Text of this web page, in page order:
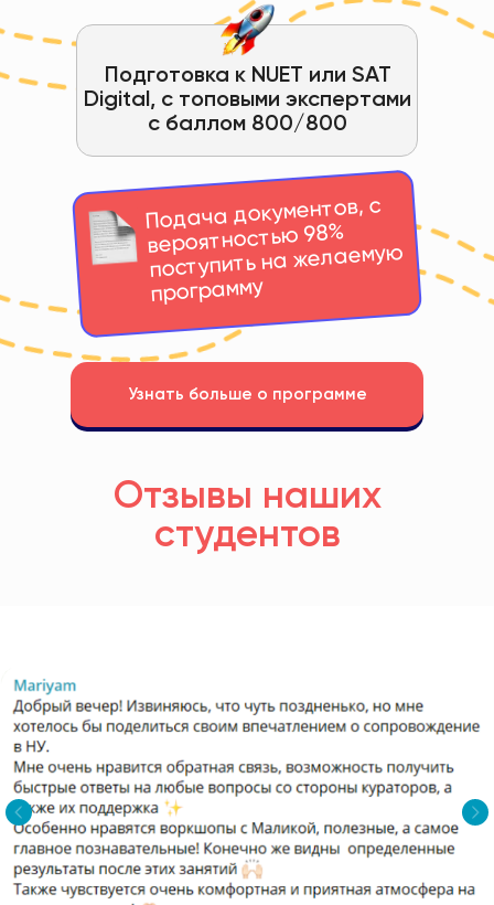
Подготовка к NUET или SAT
Digital, с топовыми экспертами
с баллом 800/800
Подача документов, с
вероятностью 98%
поступить на желаемую
программу
Узнать больше о программе
Отзывы наших
студентов